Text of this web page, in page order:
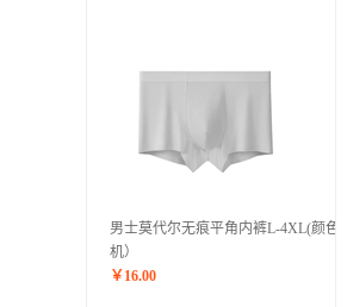
男士莫代尔无痕平角内裤L-4XL(颜色随
机）
￥ 16.00